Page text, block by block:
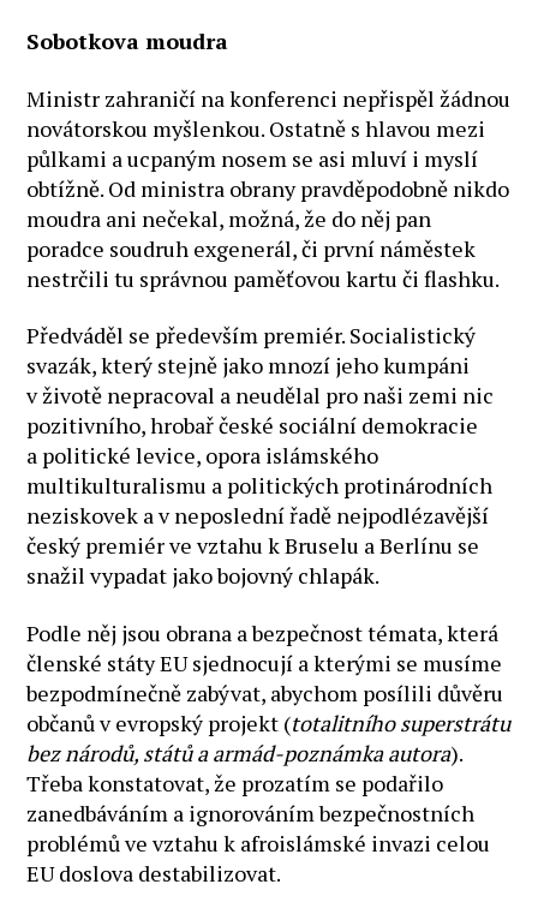
Sobotkova moudra
Ministr zahraničí na konferenci nepřispěl žádnou
novátorskou myšlenkou. Ostatně s hlavou mezi
půlkami a ucpaným nosem se asi mluví i myslí
obtížně. Od ministra obrany pravděpodobně nikdo
moudra ani nečekal, možná, že do něj pan
poradce soudruh exgenerál, či první náměstek
nestrčili tu správnou paměťovou kartu či flashku.
Předváděl se především premiér. Socialistický
svazák, který stejně jako mnozí jeho kumpáni
v životě nepracoval a neudělal pro naši zemi nic
pozitivního, hrobař české sociální demokracie
a politické levice, opora islámského
multikulturalismu a politických protinárodních
neziskovek a v neposlední řadě nejpodlézavější
český premiér ve vztahu k Bruselu a Berlínu se
snažil vypadat jako bojovný chlapák.
Podle něj jsou obrana a bezpečnost témata, která
členské státy EU sjednocují a kterými se musíme
bezpodmínečně zabývat, abychom posílili důvěru
občanů v evropský projekt (totalitního superstrátu
bez národů, států a armád-poznámka autora).
Třeba konstatovat, že prozatím se podařilo
zanedbáváním a ignorováním bezpečnostních
problémů ve vztahu k afroislámské invazi celou
EU doslova destabilizovat.